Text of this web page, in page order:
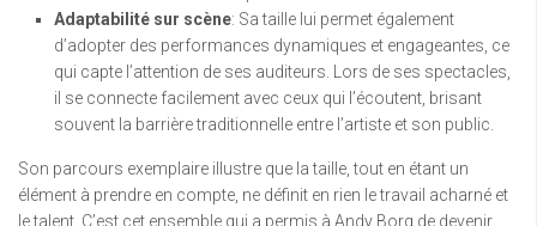
Adaptabilité sur scène: Sa taille lui permet également
d’adopter des performances dynamiques et engageantes, ce
qui capte l’attention de ses auditeurs. Lors de ses spectacles,
il se connecte facilement avec ceux qui l’écoutent, brisant
souvent la barrière traditionnelle entre l’artiste et son public.
Son parcours exemplaire illustre que la taille, tout en étant un
élément à prendre en compte, ne définit en rien le travail acharné et
le talent. C’est cet ensemble qui a permis à Andy Borg de devenir